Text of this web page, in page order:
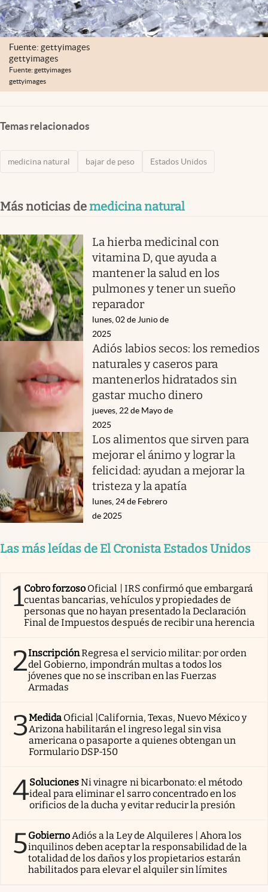
Fuente: gettyimages
gettyimages
Fuente: gettyimages
gettyimages
Temas relacionados
medicina natural bajar de peso Estados Unidos
Más noticias demedicina natural
La hierba medicinal con
vitamina D, que ayuda a
mantener la salud en los
pulmones y tener un sueño
reparador
lunes, 02 de Junio de
2025
Adiós labios secos: los remedios
naturales y caseros para
mantenerlos hidratados sin
gastar mucho dinero
jueves, 22 de Mayo de
2025
Los alimentos que sirven para
mejorar el ánimo y lograr la
felicidad: ayudan a mejorar la
tristeza y la apatía
lunes, 24 de Febrero
de 2025
Las más leídas de El Cronista Estados Unidos
1Cobro forzoso Oficial | IRS confirmó que embargará
cuentas bancarias, vehículos y propiedades de
personas que no hayan presentado la Declaración
Final de Impuestos después de recibir una herencia
2InscripciónRegresa el servicio militar: por orden
del Gobierno, impondrán multas a todos los
jóvenes que no se inscriban en las Fuerzas
Armadas
3Medida Oficial |California, Texas, Nuevo México y
Arizona habilitarán el ingreso legal sin visa
americana o pasaporte a quienes obtengan un
Formulario DSP-150
4SolucionesNi vinagre ni bicarbonato: el método
ideal para eliminar el sarro concentrado en los
orificios de la ducha y evitar reducir la presión
5GobiernoAdiós a la Ley de Alquileres | Ahora los
inquilinos deben aceptar la responsabilidad de la
totalidad de los daños y los propietarios estarán
habilitados para elevar el alquiler sin límites